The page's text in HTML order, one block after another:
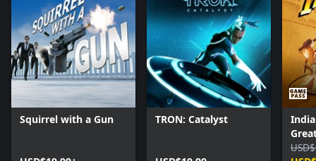
Squirrel with a Gun TRON: Catalyst